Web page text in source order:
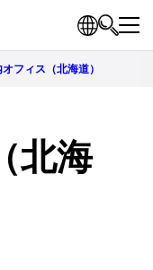
オフィス（北海道）
北海